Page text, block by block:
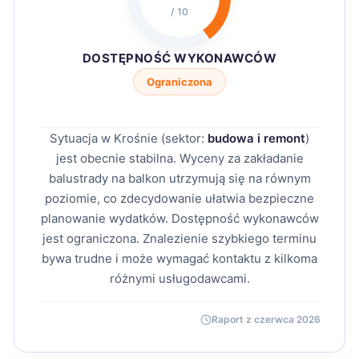
/ 10
DOSTĘPNOŚĆ WYKONAWCÓW
Ograniczona
Sytuacja w Krośnie (sektor: budowa i remont)
jest obecnie stabilna. Wyceny za zakładanie
balustrady na balkon utrzymują się na równym
poziomie, co zdecydowanie ułatwia bezpieczne
planowanie wydatków. Dostępność wykonawców
jest ograniczona. Znalezienie szybkiego terminu
bywa trudne i może wymagać kontaktu z kilkoma
różnymi usługodawcami.
Raport z czerwca 2026